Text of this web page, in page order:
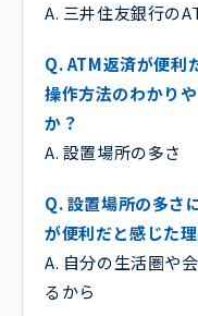
A. 三井住友銀行の
Q. ATM返済が便利
操作方法のわかり
か？
A. 設置場所の多さ
Q. 設置場所の多さ
が便利だと感じた
A. 自分の生活圏や
るから